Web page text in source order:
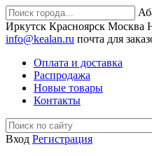
Иркутск Красноярск Москва
info@kealan.ru почта для
Оплата и доставка
Распродажа
Новые товары
Контакты
Вход Регистрация